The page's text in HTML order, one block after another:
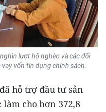
lượt hộ nghèo và các đối
vốn tín dụng chính sách.
hỗ trợ đầu tư sản
cho hơn 372,8